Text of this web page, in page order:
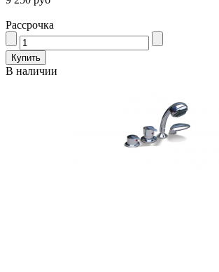
Рассрочка
В наличии